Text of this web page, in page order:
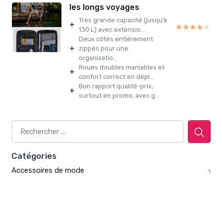
les longs voyages
+ Très grande capacité (jusqu’à
130 L) avec extensio...
+
Deux côtés entièrement
zippés pour une
organisatio...
+ Roues doubles maniables et
confort correct en dépl...
+ Bon rapport qualité-prix,
surtout en promo, avec g...
★★★★★
★★★★★
Catégories
Accessoires de mode 1